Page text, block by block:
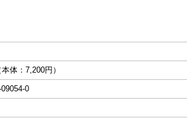
体：7,200円）
0